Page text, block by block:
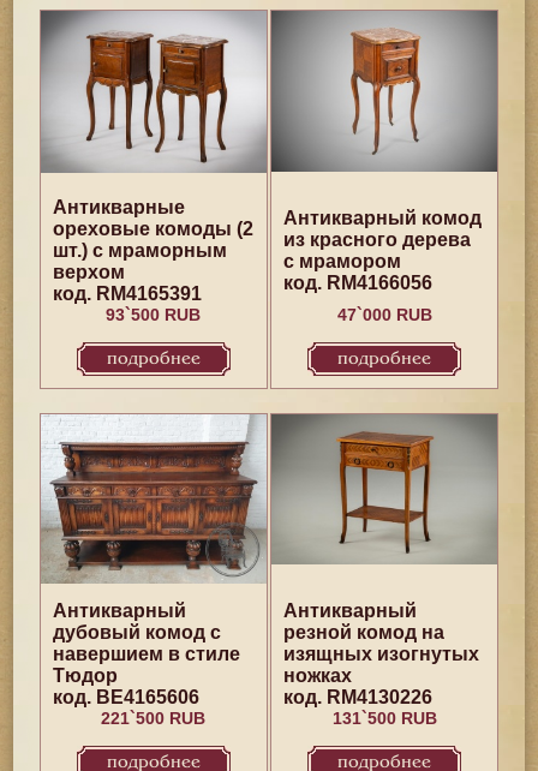
Антикварные
ореховые комоды (2
шт.) с мраморным
верхом
код. RM4165391
93`500 RUB
подробнее
Антикварный комод
из красного дерева
с мрамором
код. RM4166056
47`000 RUB
подробнее
Антикварный
дубовый комод с
навершием в стиле
Тюдор
код. BE4165606
221`500 RUB
подробнее
Антикварный
резной комод на
изящных изогнутых
ножках
код. RM4130226
131`500 RUB
подробнее